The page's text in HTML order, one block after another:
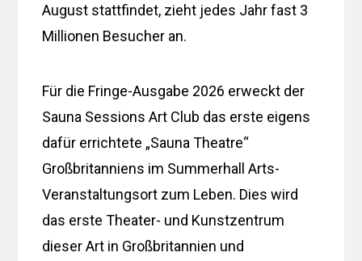
August stattfindet, zieht jedes Jahr fast 3
Millionen Besucher an.
Für die Fringe-Ausgabe 2026 erweckt der
Sauna Sessions Art Club das erste eigens
dafür errichtete „Sauna Theatre“
Großbritanniens im Summerhall Arts-
Veranstaltungsort zum Leben. Dies wird
das erste Theater- und Kunstzentrum
dieser Art in Großbritannien und